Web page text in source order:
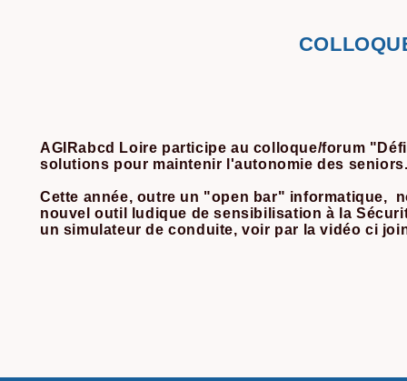
AGIRabcd Loire participe au colloque/forum
solutions pour maintenir l'autonomie des
Cette année, outre un "open bar" informatique,
nouvel outil ludique de sensibilisation à la
un simulateur de conduite, voir par la vidéo ci